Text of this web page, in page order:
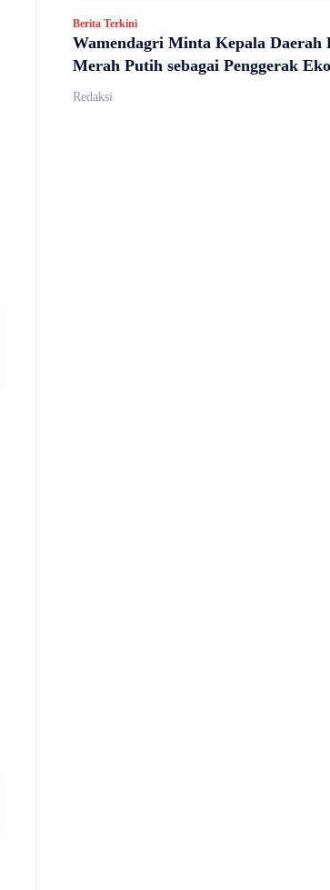
Berita Terkini
Wamendagri Minta Kepala Daerah
Merah Putih sebagai Penggerak
Redaksi